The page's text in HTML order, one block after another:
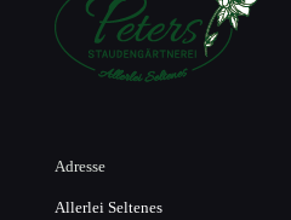
Adresse
Allerlei Seltenes